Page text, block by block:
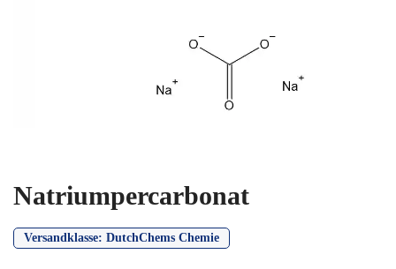
Natriumpercarbonat
Versandklasse: DutchChems Chemie